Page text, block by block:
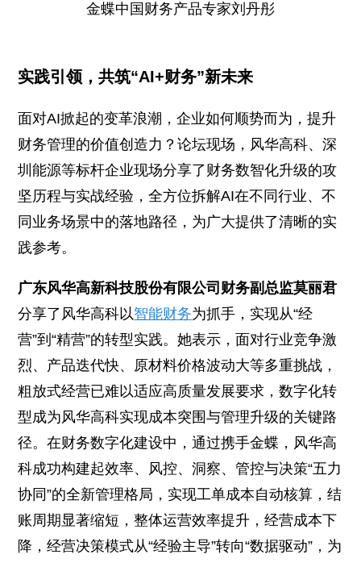
金蝶中国财务产品专家刘丹彤
实践引领，共筑“AI+财务”新未来
面对AI掀起的变革浪潮，企业如何顺势而为，提升
财务管理的价值创造力？论坛现场，风华高科、深
圳能源等标杆企业现场分享了财务数智化升级的攻
坚历程与实战经验，全方位拆解AI在不同行业、不
同业务场景中的落地路径，为广大提供了清晰的实
践参考。
广东风华高新科技股份有限公司财务副总监莫丽君
分享了风华高科以智能财务为抓手，实现从“经
营”到“精营”的转型实践。她表示，面对行业竞争激
烈、产品迭代快、原材料价格波动大等多重挑战，
粗放式经营已难以适应高质量发展要求，数字化转
型成为风华高科实现成本突围与管理升级的关键路
径。在财务数字化建设中，通过携手金蝶，风华高
科成功构建起效率、风控、洞察、管控与决策“五力
协同”的全新管理格局，实现工单成本自动核算，结
账周期显著缩短，整体运营效率提升，经营成本下
降，经营决策模式从“经验主导”转向“数据驱动”，为